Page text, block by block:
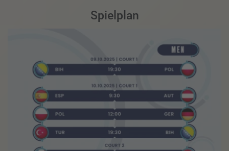
Spielplan